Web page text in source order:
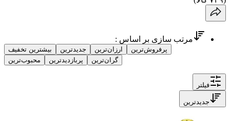
مرتب سازی بر اساس :
بیشترین تخفیف جدیدترین ارزان‌ترین
پرفروش‌ترین
محبوب‌ترین
پربازدیدترین گران‌ترین
فیلتر
جدیدترین